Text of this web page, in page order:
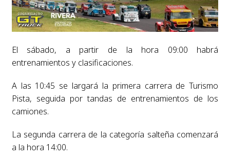
El sábado, a partir de la hora 09:00 habrá
entrenamientos y clasificaciones.
A las 10:45 se largará la primera carrera de Turismo
Pista, seguida por tandas de entrenamientos de los
camiones.
La segunda carrera de la categoría salteña comenzará
a la hora 14:00.